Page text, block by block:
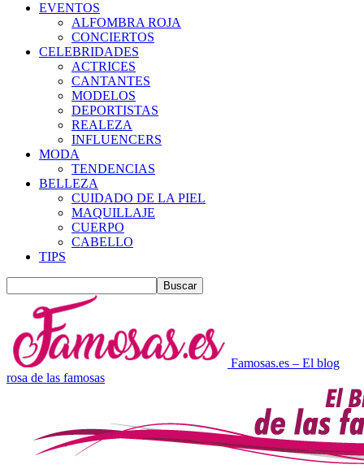
EVENTOS
ALFOMBRA ROJA
CONCIERTOS
CELEBRIDADES
ACTRICES
CANTANTES
MODELOS
DEPORTISTAS
REALEZA
INFLUENCERS
MODA
TENDENCIAS
BELLEZA
CUIDADO DE LA PIEL
MAQUILLAJE
CUERPO
CABELLO
TIPS
Famosas.es – El blog
rosa de las famosas